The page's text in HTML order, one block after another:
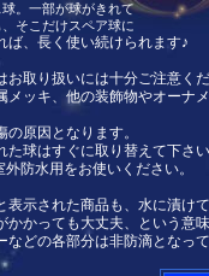
球。一部が球がきれて
、そこだけスペア球に
ば、長く使い続けられます♪
お取り扱いには十分ご注意く
メッキ、他の装飾物やオーナ
の原因となります。
た球はすぐに取り替えて下さ
防水用をお使いください。
表示された商品も、水に漬け
かかっても大丈夫、という意
などの各部分は非防滴となっ